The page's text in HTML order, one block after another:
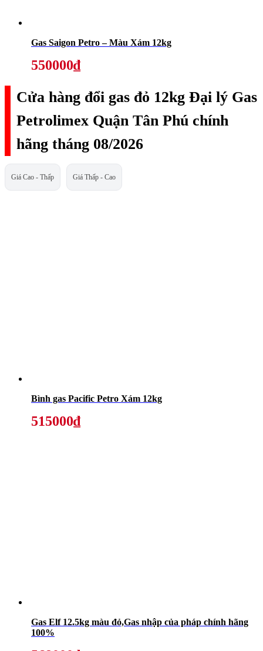
Gas Saigon Petro – Màu Xám 12kg
550000₫
Cửa hàng đổi gas đỏ 12kg Đại lý Gas
Petrolimex Quận Tân Phú chính
hãng tháng 08/2026
Giá Cao - Thấp Giá Thấp - Cao
Bình gas Pacific Petro Xám 12kg
515000₫
Gas Elf 12.5kg màu đỏ,Gas nhập của pháp chính hãng
100%